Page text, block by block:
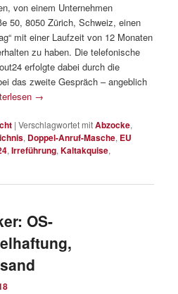
von einem Unternehmen
50, 8050 Zürich, Schweiz, einen
mit einer Laufzeit von 12 Monaten
zu haben. Die telefonische
erfolgte dabei durch die
das zweite Gespräch – angeblich
→
|Verschlagwortet mitAbzocke,
, Doppel-Anruf-Masche, EU
,Irreführung,Kaltakquise,
OS-